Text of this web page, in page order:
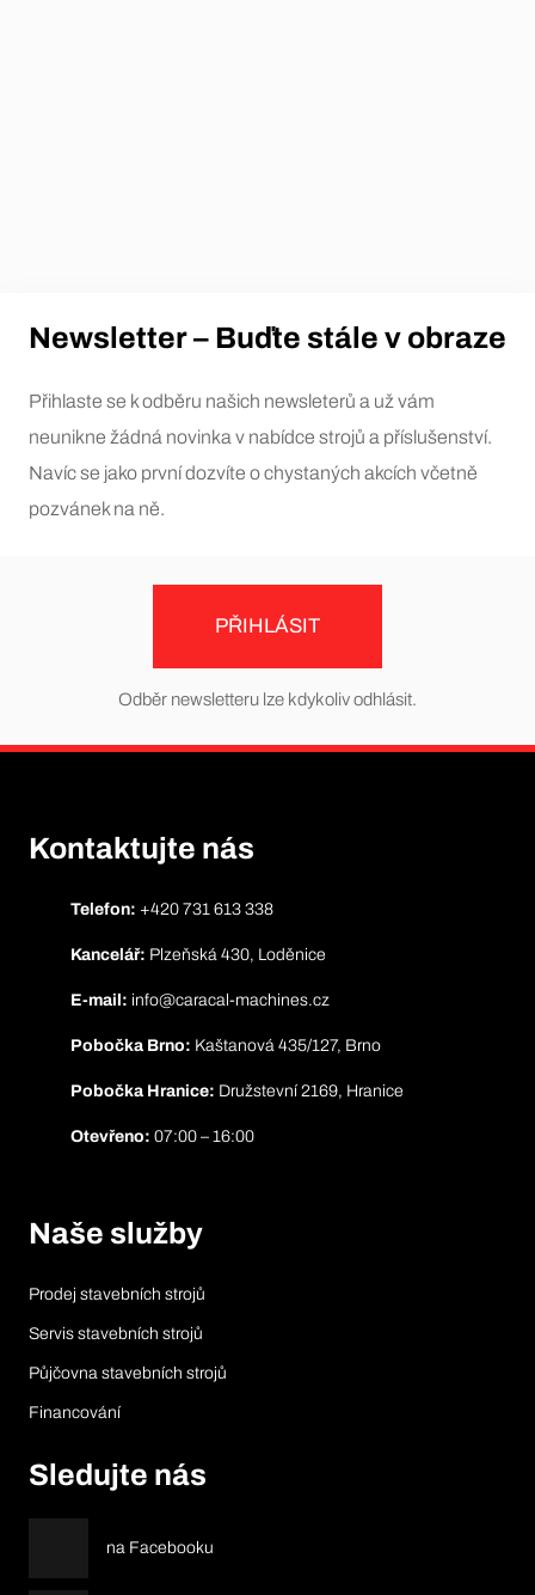
Newsletter – Buďte stále v obraze
Přihlaste se k odběru našich newsleterů a už vám
neunikne žádná novinka v nabídce strojů a příslušenství.
Navíc se jako první dozvíte o chystaných akcích včetně
pozvánek na ně.
PŘIHLÁSIT
Odběr newsletteru lze kdykoliv odhlásit.
Kontaktujte nás
Telefon: +420 731 613 338
Kancelář: Plzeňská 430, Loděnice
E-mail: info@caracal-machines.cz
Pobočka Brno: Kaštanová 435/127, Brno
Pobočka Hranice: Družstevní 2169, Hranice
Otevřeno: 07:00 – 16:00
Naše služby
Prodej stavebních strojů
Servis stavebních strojů
Půjčovna stavebních strojů
Financování
Sledujte nás
na Facebooku